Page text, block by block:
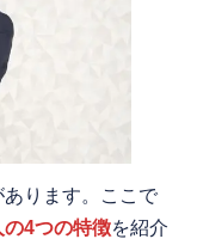
ります。ここで
の4つの特徴を紹介